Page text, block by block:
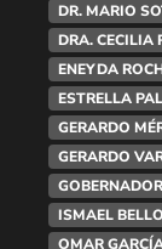
DR. MARIO
DRA. CECILIA
ENEYDA
ESTRELLA
GERARDO
GERARDO
ISMAEL
OMAR